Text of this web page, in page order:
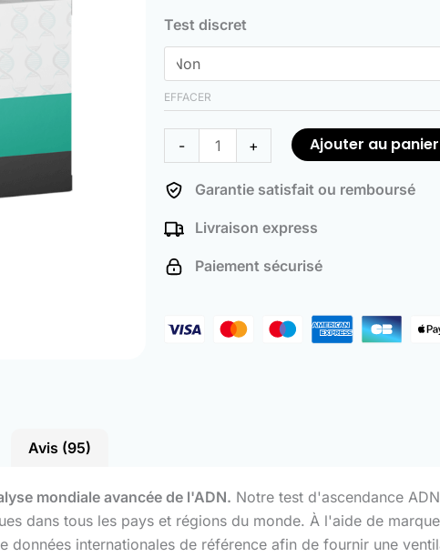
Test discret
EFFACER
-
de
Ancestry
+ Ajouter au panier
Garantie satisfait ou remboursé
Livraison express
Paiement sécurisé
Avis (95)
mondiale avancée de l'ADN. Notre test d'ascendance
dans tous les pays et régions du monde. À l'aide de
données internationales de référence afin de fournir une